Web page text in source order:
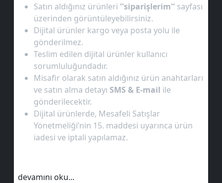
Satın aldığınız ürünleri ''siparişlerim'' sayfası
üzerinden görüntüleyebilirsiniz.
Dijital ürünler kargo veya posta yolu ile
gönderilmez.
Teslim edilen dijital ürünler kullanıcı
sorumluluğundadır.
Misafir olarak satın aldığınız ürün anahtarları
ve satın alma detayı SMS & E-mail ile
gönderilecektir.
Dijital ürünlerde, Mesafeli Satışlar
Yönetmeliği’nin 15. maddesi uyarınca ürün
iadesi ve iptali yapılamaz.
devamını oku...